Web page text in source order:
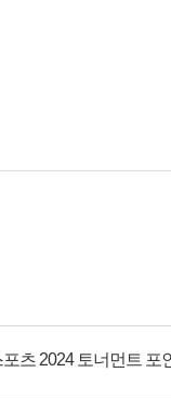
츠 2024 토너먼트 포